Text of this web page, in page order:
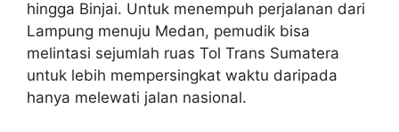
hingga Binjai. Untuk menempuh perjalanan dari
Lampung menuju Medan, pemudik bisa
melintasi sejumlah ruas Tol Trans Sumatera
untuk lebih mempersingkat waktu daripada
hanya melewati jalan nasional.